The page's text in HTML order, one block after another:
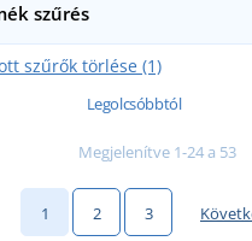
szűrés
szűrők törlése (1)
Legolcsóbbtól
Megjelenítve 1-24 a 53
1 2 3